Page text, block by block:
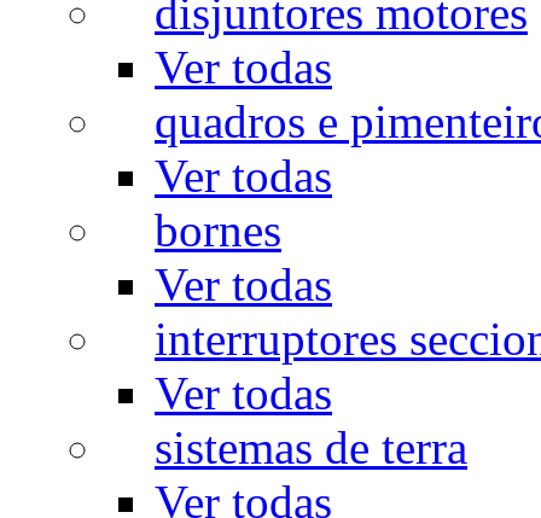
disjuntores motores
Ver todas
quadros e
Ver todas
bornes
Ver todas
interruptores
Ver todas
sistemas de terra
Ver todas